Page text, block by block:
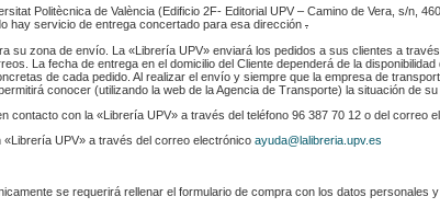
Politècnica de València (Edificio 2F- Editorial UPV – Camino de Vera, s/n,
hay servicio de entrega concertado para esa dirección .
su zona de envío. La «Librería UPV» enviará los pedidos a sus clientes a
La fecha de entrega en el domicilio del Cliente dependerá de la
de cada pedido. Al realizar el envío y siempre que la empresa de
conocer (utilizando la web de la Agencia de Transporte) la situación de su
contacto con la «Librería UPV» a través del teléfono 96 387 70 12 o del correo
UPV» a través del correo electrónico ayuda@lalibreria.upv.es
se requerirá rellenar el formulario de compra con los datos personales